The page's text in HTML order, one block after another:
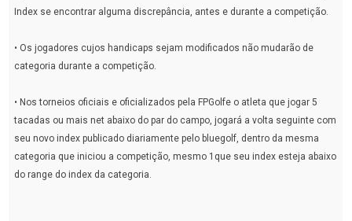
Index se encontrar alguma discrepância, antes e durante a competição.
• Os jogadores cujos handicaps sejam modificados não mudarão de
categoria durante a competição.
• Nos torneios oficiais e oficializados pela FPGolfe o atleta que jogar 5
tacadas ou mais net abaixo do par do campo, jogará a volta seguinte com
seu novo index publicado diariamente pelo bluegolf, dentro da mesma
categoria que iniciou a competição, mesmo 1que seu index esteja abaixo
do range do index da categoria.